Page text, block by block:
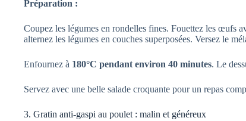
Préparation :
Coupez les légumes en rondelles fines. Fouettez les œufs
alternez les légumes en couches superposées. Versez le
Enfournez à 180°C pendant environ 40 minutes. Le
Servez avec une belle salade croquante pour un repas
3. Gratin anti-gaspi au poulet : malin et généreux